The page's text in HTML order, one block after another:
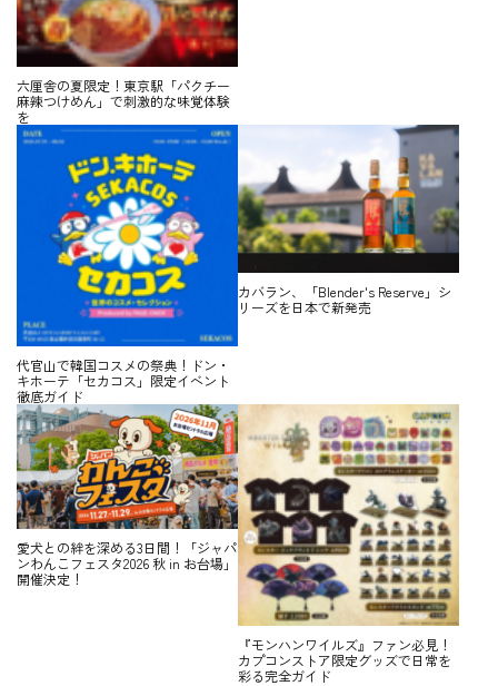
六厘舎の夏限定！東京駅「パクチー
麻辣つけめん」で刺激的な味覚体験
を
代官山で韓国コスメの祭典！ドン・
キホーテ「セカコス」限定イベント
徹底ガイド
カバラン、「Blender's Reserve」シ
リーズを日本で新発売
愛犬との絆を深める3日間！「ジャパ
ンわんこフェスタ2026 秋 in お台場」
開催決定！
『モンハンワイルズ』ファン必見！
カプコンストア限定グッズで日常を
彩る完全ガイド